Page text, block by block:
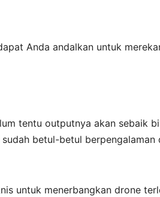
Anda andalkan untuk
tentu outputnya akan sebaik
betul-betul
untuk menerbangkan drone